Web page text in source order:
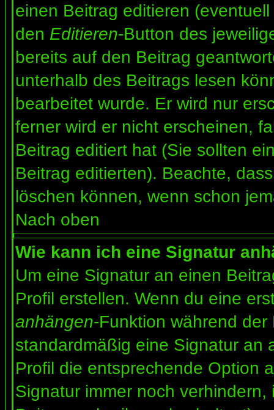
einen Beitrag editieren
den Editieren-Button des
bereits auf den Beitrag
unterhalb des Beitrags lesen
bearbeitet wurde. Er wird nur
ferner wird er nicht erscheinen,
Beitrag editiert hat (Sie sollten
Beitrag editierten). Beachte,
löschen können, wenn schon
Nach oben
Wie kann ich eine Signatur
Um eine Signatur an einen
Profil erstellen. Wenn du eine
anhängen-Funktion während
standardmäßig eine Signatur an
Profil die entsprechende Option
Signatur immer noch